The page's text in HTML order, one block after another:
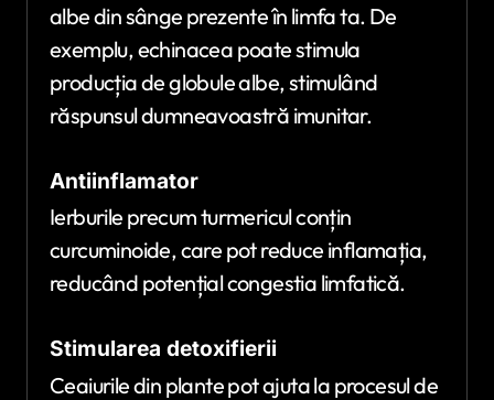
albe din sânge prezente în limfa ta. De
exemplu, echinacea poate stimula
producția de globule albe, stimulând
răspunsul dumneavoastră imunitar.
Antiinflamator
Ierburile precum turmericul conțin
curcuminoide, care pot reduce inflamația,
reducând potențial congestia limfatică.
Stimularea detoxifierii
Ceaiurile din plante pot ajuta la procesul de